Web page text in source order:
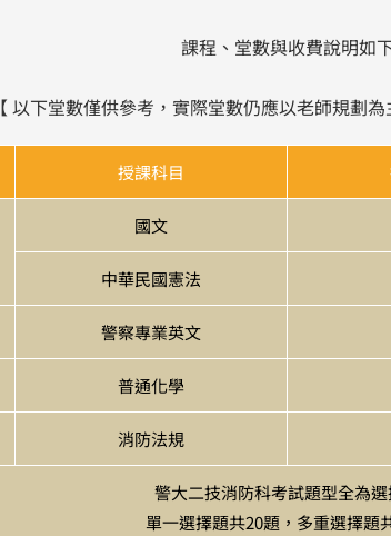
課程、堂數與收費說明如
【 以下堂數僅供參考，實際堂數仍應以老師規劃為
授課科目
國文
中華民國憲法
警察專業英文
普通化學
消防法規
警大二技消防科考試題型全為
單一選擇題共20題，多重選擇題